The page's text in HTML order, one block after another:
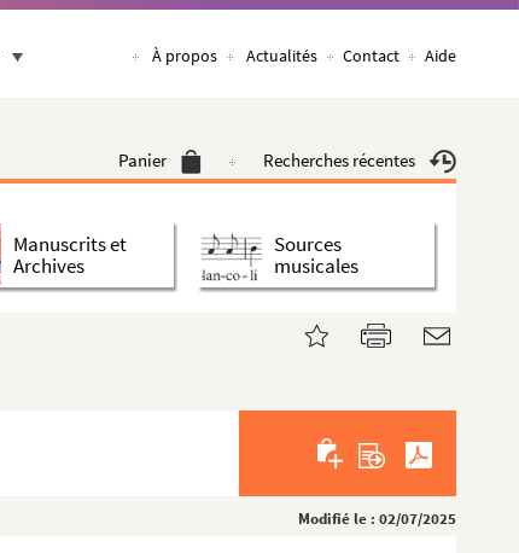
À propos Actualités Contact Aide
Panier Recherches récentes
Manuscrits et
Archives
Sources
musicales
Modifié le : 02/07/2025